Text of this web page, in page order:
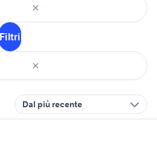
Filtri
Dal più recente